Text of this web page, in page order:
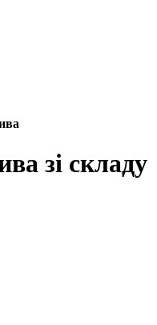
зі складу